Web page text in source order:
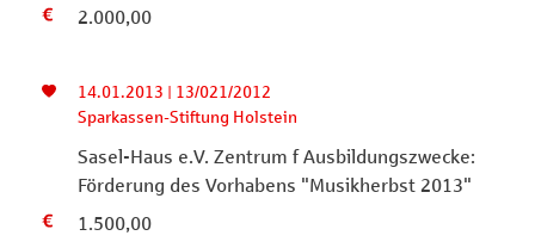
2.000,00
14.01.2013 | 13/021/2012
Sparkassen-Stiftung Holstein
Sasel-Haus e.V. Zentrum f Ausbildungszwecke:
Förderung des Vorhabens "Musikherbst 2013"
1.500,00